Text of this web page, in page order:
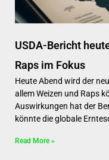
USDA-Bericht
Raps im Fokus
Heute Abend wird der
allem Weizen und Raps
Auswirkungen hat der
könnte die globale
Read More »